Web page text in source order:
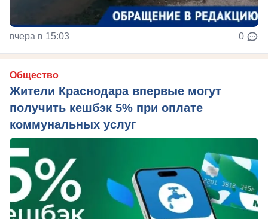
вчера в 15:03 0
Общество
Жители Краснодара впервые могут
получить кешбэк 5% при оплате
коммунальных услуг